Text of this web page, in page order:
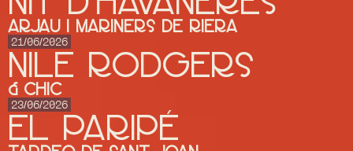
ARJAU I MARINERS DE RIERA
21/06/2026
Nile Rodgers
& CHIC
23/06/2026
El Paripé